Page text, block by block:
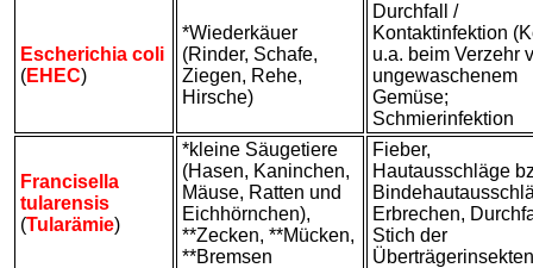
Escherichia coli
(EHEC)
*Wiederkäuer
(Rinder, Schafe,
Ziegen, Rehe,
Hirsche)
Durchfall /
Kontaktinfektion
u.a. beim Verzehr
ungewaschenem
Gemüse;
Schmierinfektion
Francisella
tularensis
(Tularämie)
*kleine Säugetiere
(Hasen, Kaninchen,
Mäuse, Ratten und
Eichhörnchen),
**Zecken, **Mücken,
**Bremsen
Fieber,
Hautausschläge
Erbrechen,
Stich der
Überträgerinsekten